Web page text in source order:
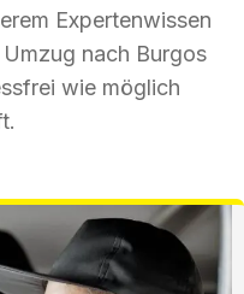
Expertenwissen
nach Burgos
wie möglich